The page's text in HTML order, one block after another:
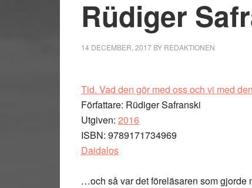
Rüdiger
14 DECEMBER, 2017 BY REDAKTIONEN
Tid. Vad den gör med oss och vi med
Författare: Rüdiger Safranski
Utgiven: 2016
ISBN: 9789171734969
Daidalos
…och så var det föreläsaren som gjorde